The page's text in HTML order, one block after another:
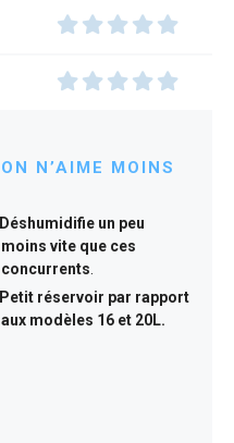
ON N’AIME MOINS
Déshumidifie un peu
moins vite que ces
concurrents
Petit réservoir par rapport
aux modèles 16 et 20L.